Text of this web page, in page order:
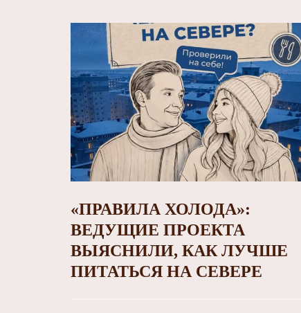
«ПРАВИЛА ХОЛОДА»:
ВЕДУЩИЕ ПРОЕКТА
ВЫЯСНИЛИ, КАК ЛУЧШЕ
ПИТАТЬСЯ НА СЕВЕРЕ